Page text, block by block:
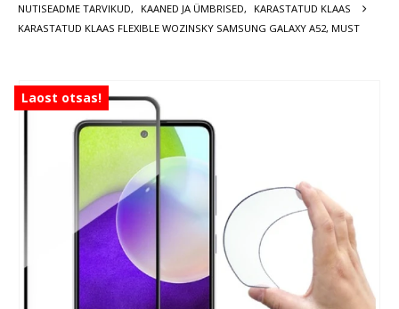
NUTISEADME TARVIKUD, KAANED JA ÜMBRISED,
KARASTATUD KLAAS
KARASTATUD KLAAS FLEXIBLE WOZINSKY SAMSUNG GALAXY A52, MUST
Laost otsas!